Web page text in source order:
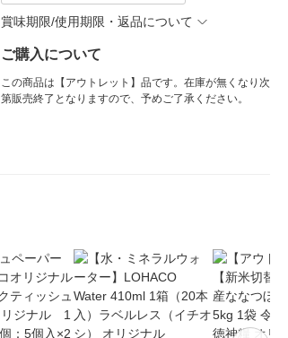
賞味期限/使用期限・返品について
ご購入について
この商品は【アウトレット】品です。在庫が無くなり次
第販売終了となりますので、予めご了承ください。